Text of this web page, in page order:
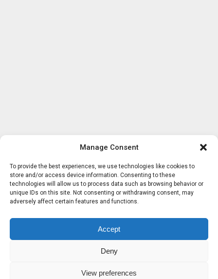
Manage Consent
To provide the best experiences, we use technologies like cookies to
store and/or access device information. Consenting to these
technologies will allow us to process data such as browsing behavior or
unique IDs on this site. Not consenting or withdrawing consent, may
adversely affect certain features and functions.
Accept
Deny
View preferences